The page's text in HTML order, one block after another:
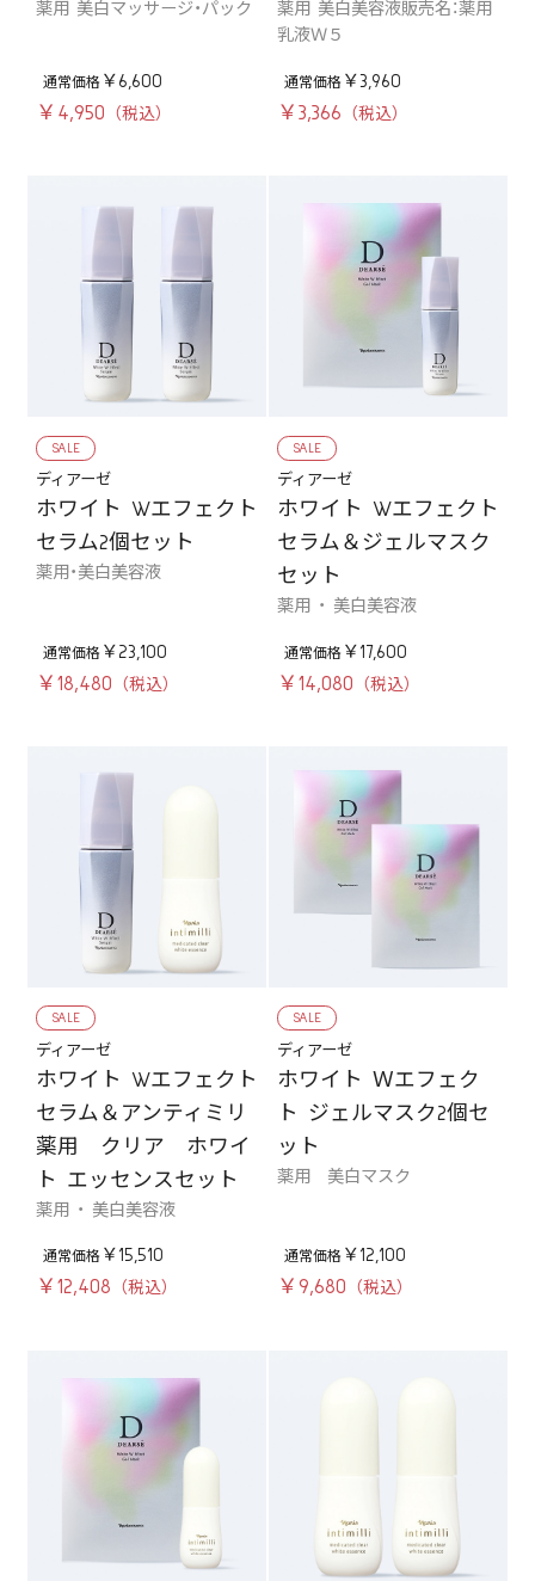
薬用 美白マッサージ・パック
￥6,600
￥4,950
薬用 美白美容液販売名：薬用
乳液Ｗ５
￥3,960
￥3,366
SALE
ディアーゼ
ホワイト Wエフェクト
セラム2個セット
薬用・美白美容液
￥23,100
￥18,480
SALE
ディアーゼ
ホワイト Wエフェクト
セラム＆ジェルマスク
セット
薬用 ・ 美白美容液
￥17,600
￥14,080
SALE
ディアーゼ
ホワイト Wエフェクト
セラム＆アンティミリ
薬用 クリア ホワイ
ト エッセンスセット
薬用 ・ 美白美容液
￥15,510
￥12,408
SALE
ディアーゼ
ホワイト Ｗエフェク
ト ジェルマスク2個セ
ット
薬用 美白マスク
￥12,100
￥9,680